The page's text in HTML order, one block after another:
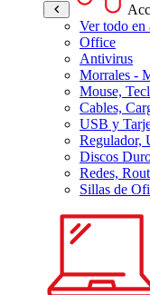
Ver todo en
Office
Antivirus
Morrales -
Mouse,
Cables,
USB y
Regulador,
Discos
Redes,
Sillas de